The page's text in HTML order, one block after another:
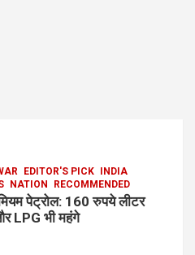
EDITOR'S PICK INDIA
NATION RECOMMENDED
पेट्रोल: 160 रुपये लीटर
LPG भी महंगे